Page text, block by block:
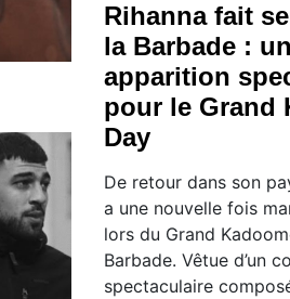
Rihanna fait
la Barbade :
apparition
pour le Grand
Day
De retour dans son
a une nouvelle fois
lors du Grand
Barbade. Vêtue d’un
spectaculaire